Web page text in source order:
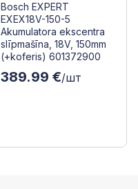
Bosch EXPERT
EXEX18V-150-5
Akumulatora ekscentra
slīpmašīna, 18V, 150mm
(+koferis) 601372900
389.99 €/шт